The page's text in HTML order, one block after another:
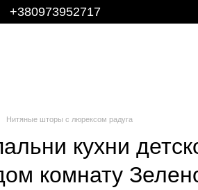
+380973952717
Нитяные шторы с люрексом радуга
кухни
комнату